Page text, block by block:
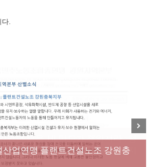
.
었던 죽음, HL만도가 책임져라 : 청
고의 철저한 진상규명과 재발방지
산업연맹 플랜트건설노조 강원충
Next